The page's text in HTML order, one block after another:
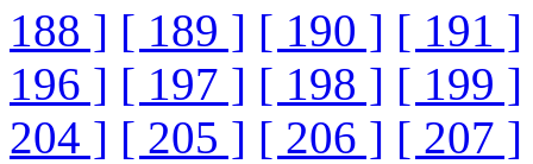
188 ] [ 189 ] [ 190 ] [ 191 ]
196 ] [ 197 ] [ 198 ] [ 199 ]
204 ] [ 205 ] [ 206 ] [ 207 ]